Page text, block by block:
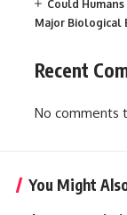
Could
Major Biological
Recent
No comments
You Might